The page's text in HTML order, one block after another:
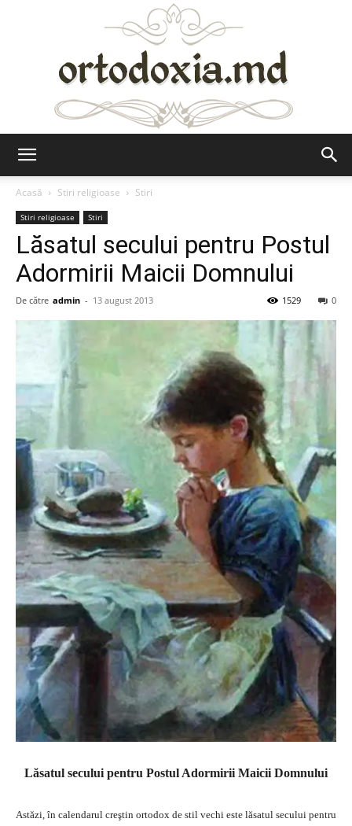
Acasă
Stiri religioase Stiri
Stiri religioase Stiri
Lăsatul secului pentru Postul
Adormirii Maicii Domnului
De către admin - 13 august 2013 0
1529
Lăsatul secului pentru Postul Adormirii Maicii Domnului
Astăzi, în calendarul creştin ortodox de stil vechi este lăsatul secului pentru